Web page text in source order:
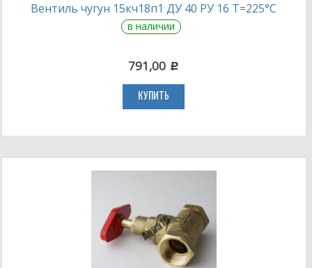
Вентиль чугун 15кч18п1 ДУ 40 РУ 16 Т=225°С
в наличии
791,00 c
КУПИТЬ